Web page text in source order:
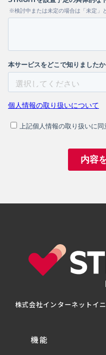
株式会社インターネットイ
機能